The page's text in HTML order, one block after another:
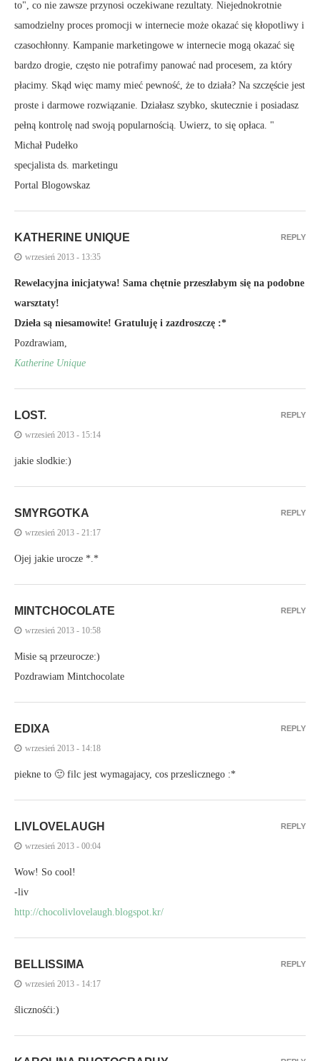
to", co nie zawsze przynosi oczekiwane rezultaty. Niejednokrotnie
samodzielny proces promocji w internecie może okazać się kłopotliwy i
czasochłonny. Kampanie marketingowe w internecie mogą okazać się
bardzo drogie, często nie potrafimy panować nad procesem, za który
płacimy. Skąd więc mamy mieć pewność, że to działa? Na szczęście jest
proste i darmowe rozwiązanie. Działasz szybko, skutecznie i posiadasz
pełną kontrolę nad swoją popularnością. Uwierz, to się opłaca. "
Michał Pudełko
specjalista ds. marketingu
Portal Blogowskaz
KATHERINE UNIQUE
wrzesień 2013 - 13:35
Rewelacyjna inicjatywa! Sama chętnie przeszłabym się na podobne
warsztaty!
Dzieła są niesamowite! Gratuluję i zazdroszczę :*
Pozdrawiam,
Katherine Unique
REPLY
LOST.
wrzesień 2013 - 15:14
jakie slodkie:)
REPLY
SMYRGOTKA
wrzesień 2013 - 21:17
Ojej jakie urocze *.*
REPLY
MINTCHOCOLATE
wrzesień 2013 - 10:58
Misie są przeurocze:)
Pozdrawiam Mintchocolate
REPLY
EDIXA
wrzesień 2013 - 14:18
piekne to 🙂 filc jest wymagajacy, cos przeslicznego :*
REPLY
LIVLOVELAUGH
wrzesień 2013 - 00:04
Wow! So cool!
-liv
http://chocolivlovelaugh.blogspot.kr/
REPLY
BELLISSIMA
wrzesień 2013 - 14:17
ślicznośći:)
REPLY